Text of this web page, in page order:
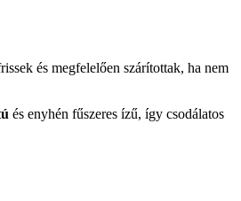
és megfelelően szárítottak, ha nem
és enyhén fűszeres ízű, így csodálatos